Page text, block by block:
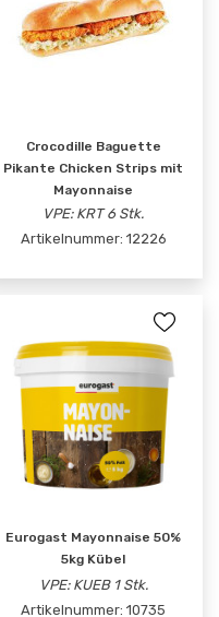
Crocodille Baguette
Pikante Chicken Strips mit
Mayonnaise
VPE: KRT 6 Stk.
Artikelnummer: 12226
Eurogast Mayonnaise 50%
5kg Kübel
VPE: KUEB 1 Stk.
Artikelnummer: 10735